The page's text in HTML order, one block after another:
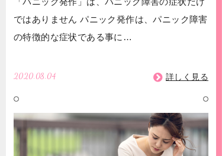
ではありません パニック発作は、パニック障害
の特徴的な症状である事に…
2020.08.04 詳しく見る